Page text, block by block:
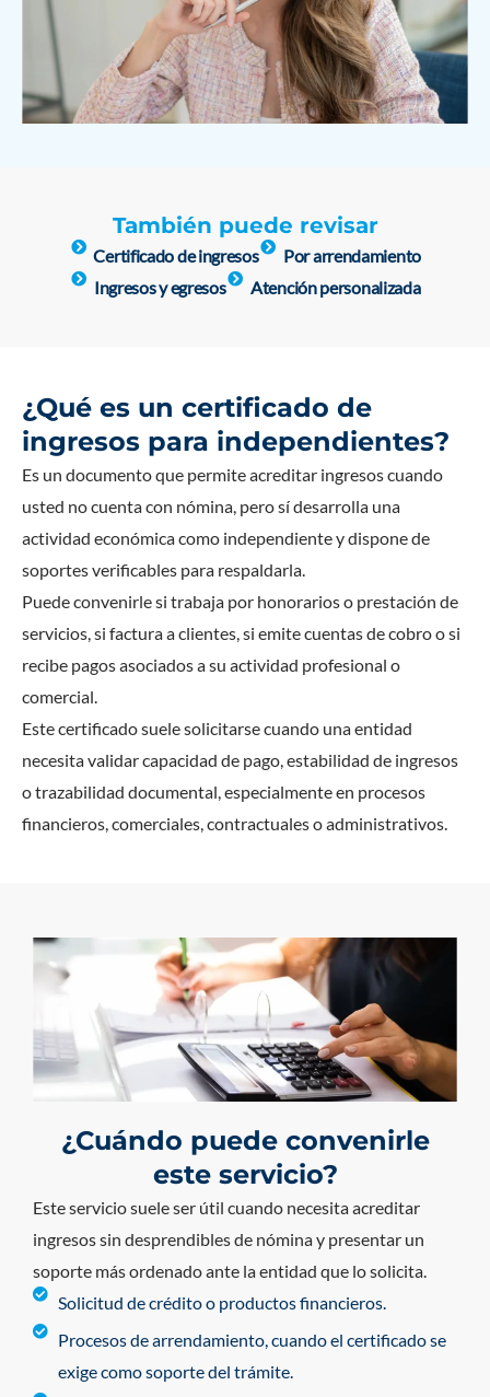
También puede revisar
Certificado de ingresos
Por arrendamiento
Ingresos y egresos
Atención personalizada
¿Qué es un certificado de
ingresos para independientes?
Es un documento que permite acreditar ingresos cuando
usted no cuenta con nómina, pero sí desarrolla una
actividad económica como independiente y dispone de
soportes verificables para respaldarla.
Puede convenirle si trabaja por honorarios o prestación de
servicios, si factura a clientes, si emite cuentas de cobro o si
recibe pagos asociados a su actividad profesional o
comercial.
Este certificado suele solicitarse cuando una entidad
necesita validar capacidad de pago, estabilidad de ingresos
o trazabilidad documental, especialmente en procesos
financieros, comerciales, contractuales o administrativos.
¿Cuándo puede convenirle
este servicio?
Este servicio suele ser útil cuando necesita acreditar
ingresos sin desprendibles de nómina y presentar un
soporte más ordenado ante la entidad que lo solicita.
Solicitud de crédito o productos financieros.
Procesos de arrendamiento, cuando el certificado se
exige como soporte del trámite.